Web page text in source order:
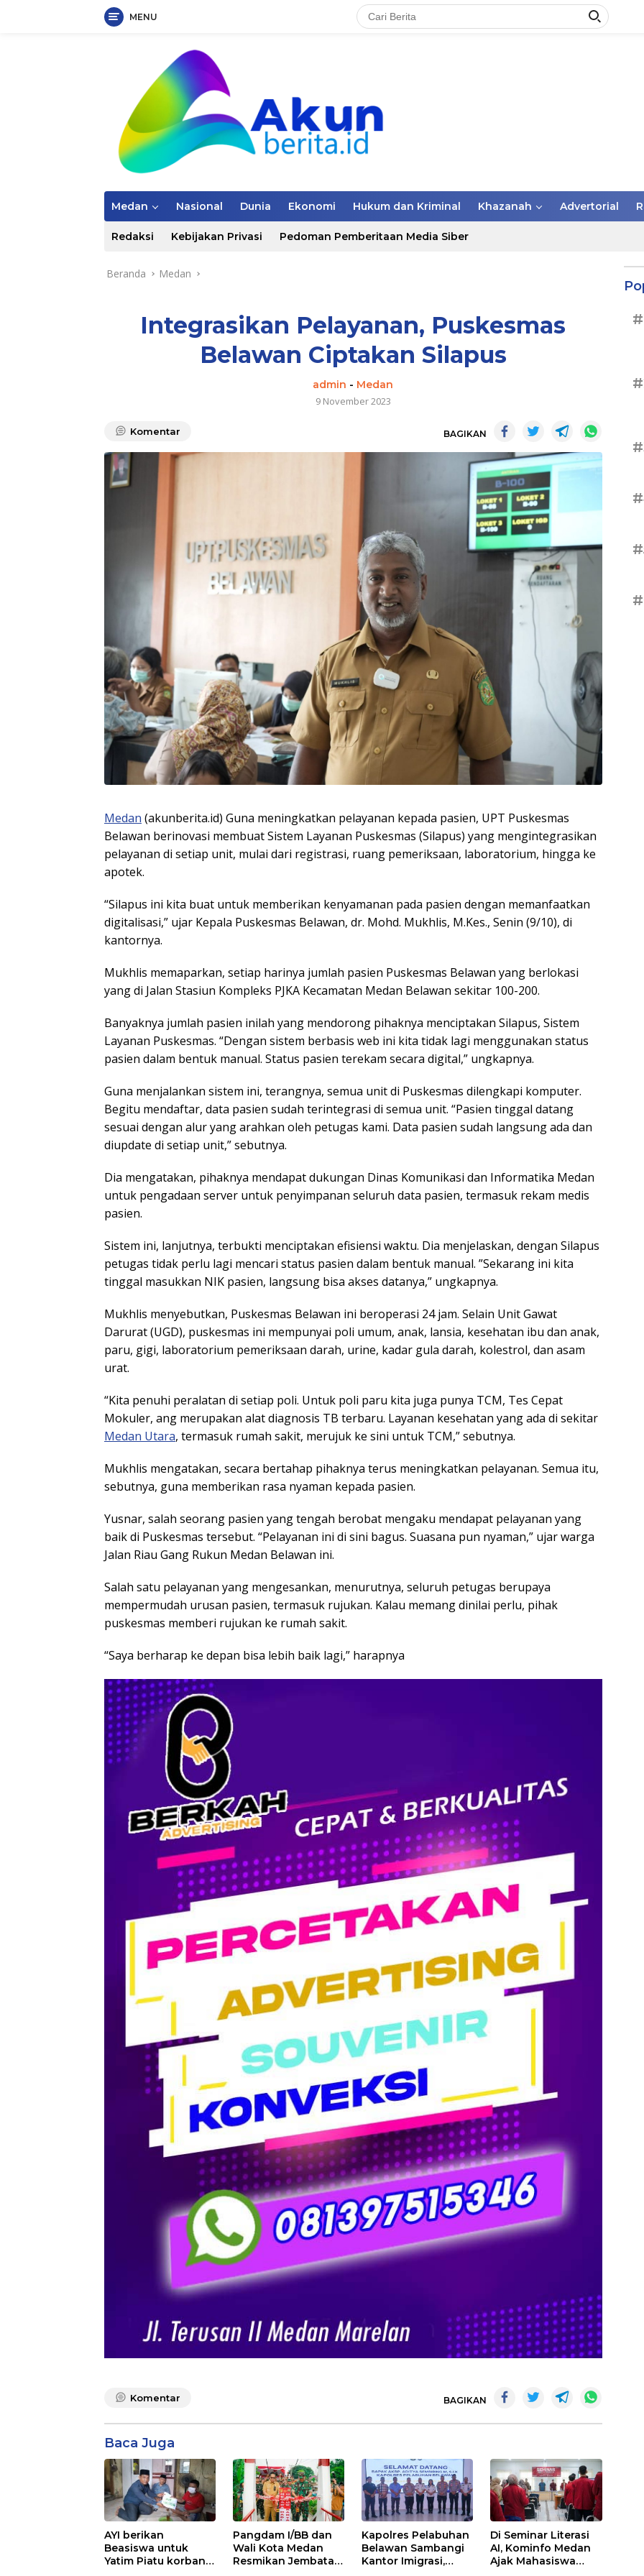
MENU
Medan Nasional Dunia Ekonomi Hukum dan Kriminal Khazanah Advertorial
Redaksi Kebijakan Privasi Pedoman Pemberitaan Media Siber
Beranda Medan
Integrasikan Pelayanan, Puskesmas
Belawan Ciptakan Silapus
admin - Medan
9 November 2023
Komentar BAGIKAN
Medan (akunberita.id) Guna meningkatkan pelayanan kepada pasien, UPT Puskesmas
Belawan berinovasi membuat Sistem Layanan Puskesmas (Silapus) yang mengintegrasikan
pelayanan di setiap unit, mulai dari registrasi, ruang pemeriksaan, laboratorium, hingga ke
apotek.
“Silapus ini kita buat untuk memberikan kenyamanan pada pasien dengan memanfaatkan
digitalisasi,” ujar Kepala Puskesmas Belawan, dr. Mohd. Mukhlis, M.Kes., Senin (9/10), di
kantornya.
Mukhlis memaparkan, setiap harinya jumlah pasien Puskesmas Belawan yang berlokasi
yang di Jalan Stasiun Kompleks PJKA Kecamatan Medan Belawan sekitar 100-200.
Banyaknya jumlah pasien inilah yang mendorong pihaknya menciptakan Silapus, Sistem
Layanan Puskesmas. “Dengan sistem berbasis web ini kita tidak lagi menggunakan status
pasien dalam bentuk manual. Status pasien terekam secara digital,” ungkapnya.
Guna menjalankan sistem ini, terangnya, semua unit di Puskesmas dilengkapi komputer.
Begitu mendaftar, data pasien sudah terintegrasi di semua unit. “Pasien tinggal datang
sesuai dengan alur yang arahkan oleh petugas kami. Data pasien sudah langsung ada dan
diupdate di setiap unit,” sebutnya.
Dia mengatakan, pihaknya mendapat dukungan Dinas Komunikasi dan Informatika Medan
untuk pengadaan server untuk penyimpanan seluruh data pasien, termasuk rekam medis
pasien.
Sistem ini, lanjutnya, terbukti menciptakan efisiensi waktu. Dia menjelaskan, dengan Silapus
petugas tidak perlu lagi mencari status pasien dalam bentuk manual. ”Sekarang ini kita
tinggal masukkan NIK pasien, langsung bisa akses datanya,” ungkapnya.
Mukhlis menyebutkan, Puskesmas Belawan ini beroperasi 24 jam. Selain Unit Gawat
Darurat (UGD), puskesmas ini mempunyai poli umum, anak, lansia, kesehatan ibu dan anak,
paru, gigi, laboratorium pemeriksaan darah, urine, kadar gula darah, kolestrol, dan asam
urat.
“Kita penuhi peralatan di setiap poli. Untuk poli paru kita juga punya TCM, Tes Cepat
Mokuler, ang merupakan alat diagnosis TB terbaru. Layanan kesehatan yang ada di sekitar
Medan Utara, termasuk rumah sakit, merujuk ke sini untuk TCM,” sebutnya.
Mukhlis mengatakan, secara bertahap pihaknya terus meningkatkan pelayanan. Semua itu,
sebutnya, guna memberikan rasa nyaman kepada pasien.
Yusnar, salah seorang pasien yang tengah berobat mengaku mendapat pelayanan yang
baik di Puskesmas tersebut. “Pelayanan ini di sini bagus. Suasana pun nyaman,” ujar warga
Jalan Riau Gang Rukun Medan Belawan ini.
Salah satu pelayanan yang mengesankan, menurutnya, seluruh petugas berupaya
mempermudah urusan pasien, termasuk rujukan. Kalau memang dinilai perlu, pihak
puskesmas memberi rujukan ke rumah sakit.
“Saya berharap ke depan bisa lebih baik lagi,” harapnya
Komentar BAGIKAN
Baca Juga
AYI berikan
Beasiswa untuk
Yatim Piatu korban
Pangdam I/BB dan
Wali Kota Medan
Resmikan Jembatan
Kapolres Pelabuhan
Belawan Sambangi
Kantor Imigrasi,
Di Seminar Literasi
AI, Kominfo Medan
Ajak Mahasiswa